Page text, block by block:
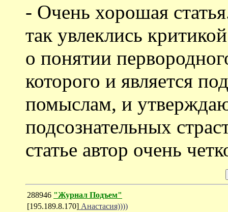
- Очень хорошая
так увлеклись
о понятии
которого и является
помыслам, и
подсознательных
статье автор очень
288946 "Журнал Подъем"
[195.189.8.170] Анастасия))))